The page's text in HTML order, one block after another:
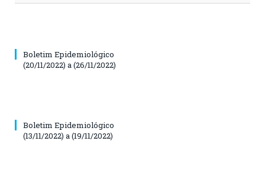
Boletim Epidemiológico
(20/11/2022) a (26/11/2022)
Boletim Epidemiológico
(13/11/2022) a (19/11/2022)